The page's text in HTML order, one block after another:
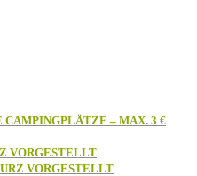
CAMPINGPLÄTZE – MAX. 3 €
VORGESTELLT
VORGESTELLT